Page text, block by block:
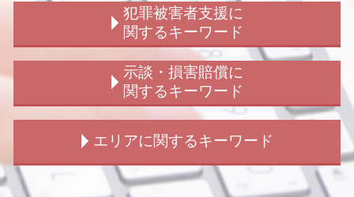
刑事弁護 弁護士
傷害罪 時効
刑事弁護 冤罪
刑事事件 処分 種類
刑事弁護 被害者
拘禁刑 わかりやすく
刑事事件 不起訴 民事
刑事弁護
不同意性交等罪 構成要件
交通事故 示談 期間
交通事故 弁護士 解決 期間
交通事故 加害者 請求できるもの
交通事故 相手 無保険
交通事故 示談金
交通事故 人身
交通事故 加害者
交通事故 保険 解決
交通事故 問題
ストーカー被害
老人ホーム 男女トラブル
結婚詐欺 浮気
隠し子 子供の認知
ストーカー被害 賠償
子供の認知 手続き
結婚詐欺とは
結婚詐欺 慰謝料
犯罪被害者支援に
関するキーワード
のぞき被害 相談
詐欺被害 相談
強制わいせつ被害 相談
犯罪被害給付制度
犯罪被害給付制度 事故
犯罪被害給付制度 詐欺
示談・損害賠償に
関するキーワード
示談 損害賠償
示談交渉 弁護士
示談交渉 どのくらい
エリアに関するキーワード
新宿 交通事故